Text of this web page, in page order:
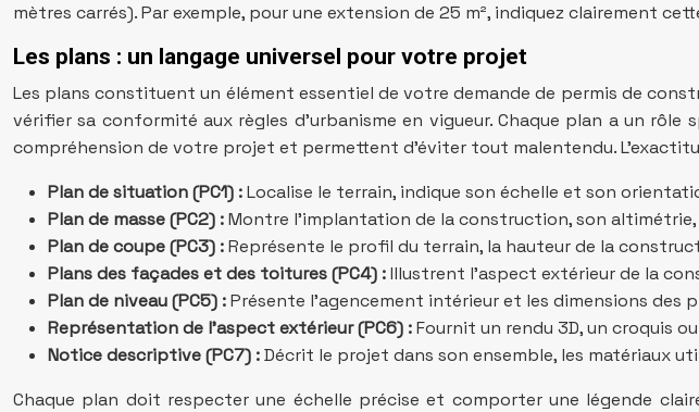
mètres carrés). Par exemple, pour une extension de 25 m², indiquez clairement
Les plans : un langage universel pour votre projet
Les plans constituent un élément essentiel de votre demande de permis de
vérifier sa conformité aux règles d’urbanisme en vigueur. Chaque plan a un
compréhension de votre projet et permettent d’éviter tout malentendu.
Plan de situation (PC1) :Localise le terrain, indique son échelle et son
Plan de masse (PC2) :Montre l’implantation de la construction, son altimétrie,
Plan de coupe (PC3) :Représente le profil du terrain, la hauteur de la
Plans des façades et des toitures (PC4) :Illustrent l’aspect extérieur de la
Plan de niveau (PC5) :Présente l’agencement intérieur et les dimensions des
Représentation de l’aspect extérieur (PC6) :Fournit un rendu 3D, un croquis
Notice descriptive (PC7) :Décrit le projet dans son ensemble, les matériaux
Chaque plan doit respecter une échelle précise et comporter une légende